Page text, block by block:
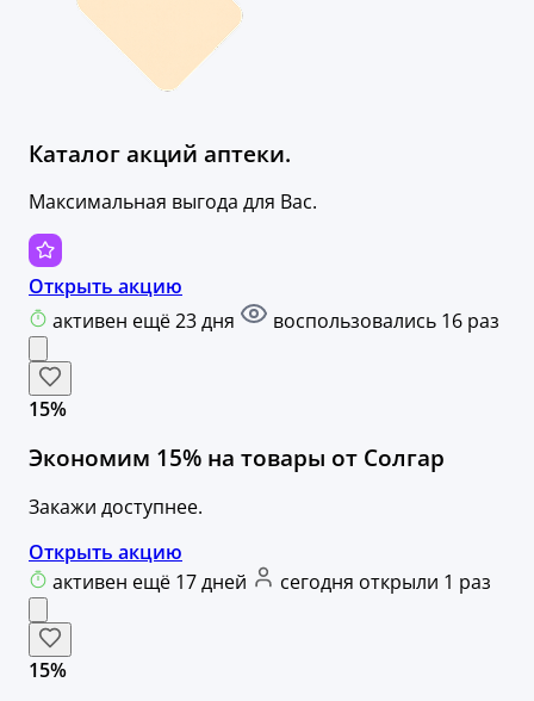
Каталог акций аптеки.
Максимальная выгода для Вас.
Открыть акцию
активен ещё 23 дня
воспользовались 16 раз
15%
Экономим 15% на товары от Солгар
Закажи доступнее.
Открыть акцию
активен ещё 17 дней
сегодня открыли 1 раз
15%